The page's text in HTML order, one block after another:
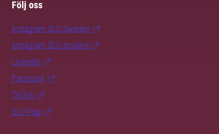
Följ oss
Instagram SLU.Sweden
Instagram SLU.student
LinkedIn
Facebook
TikTok
SLU Play